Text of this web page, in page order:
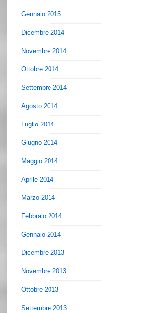
Gennaio 2015
Dicembre 2014
Novembre 2014
Ottobre 2014
Settembre 2014
Agosto 2014
Luglio 2014
Giugno 2014
Maggio 2014
Aprile 2014
Marzo 2014
Febbraio 2014
Gennaio 2014
Dicembre 2013
Novembre 2013
Ottobre 2013
Settembre 2013